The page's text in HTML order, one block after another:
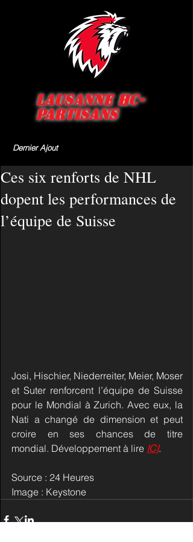
Lausanne HC-
Partisans
Dernier Ajout
Ces six renforts de NHL
dopent les performances de
l’équipe de Suisse
Josi, Hischier, Niederreiter, Meier, Moser
et Suter renforcent l’équipe de Suisse
pour le Mondial à Zurich. Avec eux, la
Nati a changé de dimension et peut
croire en ses chances de titre
mondial. Développement à lire ICI.
Source : 24 Heures
Image : Keystone